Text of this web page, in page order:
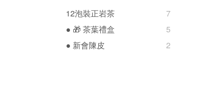
12泡裝正岩茶
7
● 🎁 茶葉禮盒
5
● 新會陳皮
2